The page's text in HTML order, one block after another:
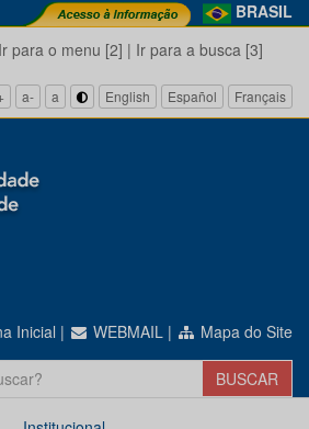
BRASIL
Ir para o menu [2] | Ir para a busca [3]
a- a English Español Français
Inicial | WEBMAIL | Mapa do Site